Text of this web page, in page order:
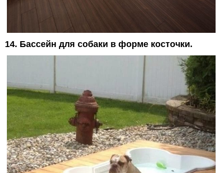
14. Бассейн для собаки в форме косточки.